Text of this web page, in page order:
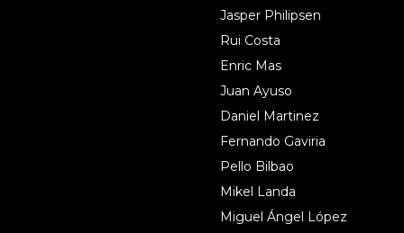
Jasper Philipsen
Rui Costa
Enric Mas
Juan Ayuso
Daniel Martinez
Fernando Gaviria
Pello Bilbao
Mikel Landa
Miguel Ángel López